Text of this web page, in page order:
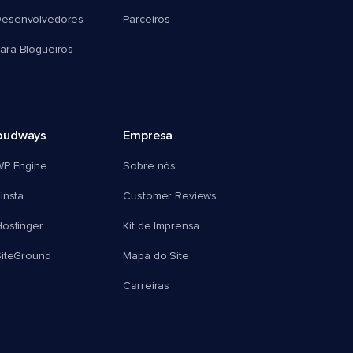
Blogueiros
Parceiros
Engine
Empresa
Sobre nós
Customer Reviews
Kit de Imprensa
Mapa do Site
Carreiras